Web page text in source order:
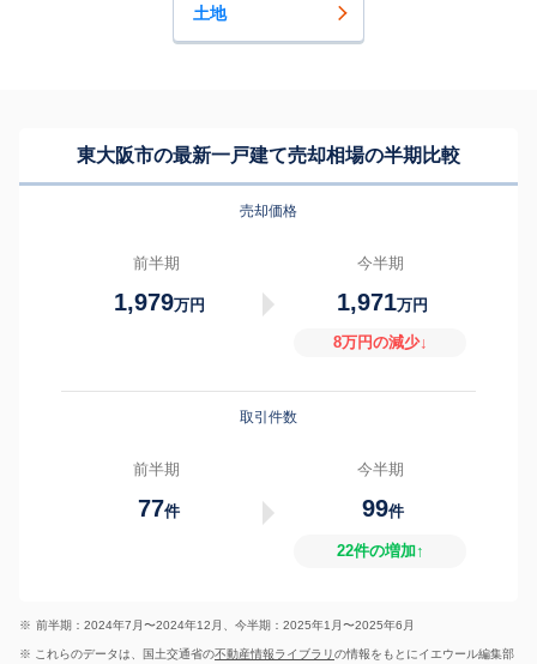
土地
東大阪市の最新一戸建て売却相場の半期比較
売却価格
前半期
1,979万円
今半期
1,971万円
8万円の減少↓
取引件数
前半期
77件
今半期
99件
22件の増加↑
※ 前半期：2024年7月〜2024年12月、今半期：2025年1月〜2025年6月
※ これらのデータは、国土交通省の不動産情報ライブラリの情報をもとにイエウール編集部